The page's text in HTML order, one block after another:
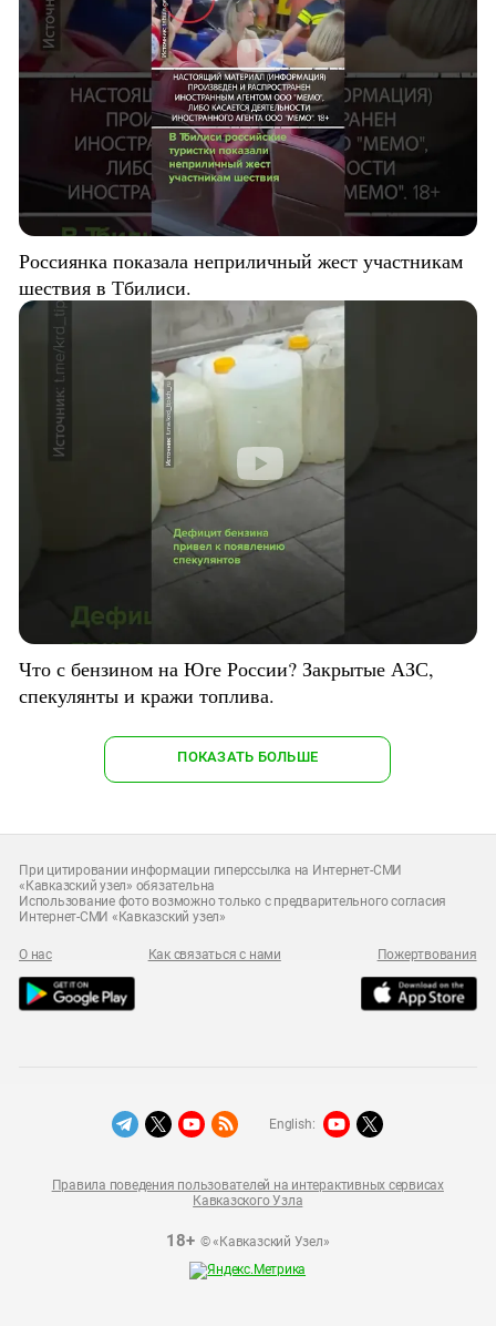
Россиянка показала неприличный жест участникам
шествия в Тбилиси.
Что с бензином на Юге России? Закрытые АЗС,
спекулянты и кражи топлива.
ПОКАЗАТЬ БОЛЬШЕ
При цитировании информации гиперссылка на Интернет-СМИ
«Кавказский узел» обязательна
Использование фото возможно только с предварительного согласия
Интернет-СМИ «Кавказский узел»
О нас Как связаться с нами Пожертвования
18+© «Кавказский Узел»
Правила поведения пользователей на интерактивных сервисах
Кавказского Узла
English: